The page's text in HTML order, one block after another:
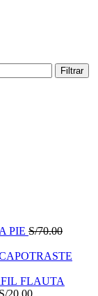
Filtrar
PIE S/70.00
FLAUTA
El
S/20.00El